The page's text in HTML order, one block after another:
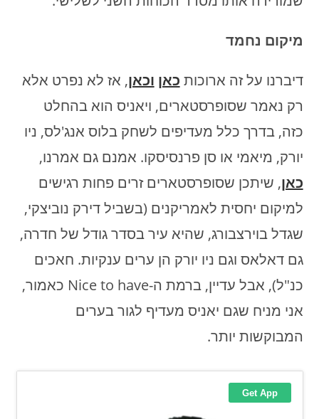
מיקום נחמד
דיברנו על זה ארוכות כאן וכאן, אז לא נפרט אלא
רק נאמר שסופרסטארים, ויאניס הוא בהחלט
כזה, בדרך כלל מעדיפים לשחק בלוס אנג'לס, ניו
יורק, מיאמי או סן פרנסיסקו. אמנם גם אמרנו,
כאן, שיתכן שסופרסטארים זרים פחות רגישים
למיקום יחסית לאמריקנים (בשביל דירק נוביצקי,
שגדל בוירצבורג, שהיא עיר בסדר גודל של חדרה,
גם דאלאס וגם ניו יורק הן ערים ענקיות. חאכים
כנ"ל), אבל עדיין, ברמת ה-Nice to have כאמור,
אני מניח שגם יאניס מעדיף לגור בערים
המבוקשות יותר.